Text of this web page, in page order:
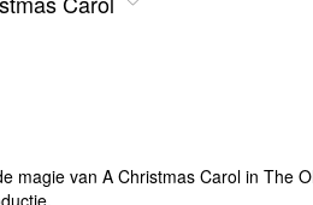
magie van A Christmas Carol in The